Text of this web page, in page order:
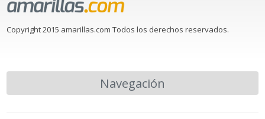
Copyright 2015 amarillas.com Todos los derechos reservados.
Navegación